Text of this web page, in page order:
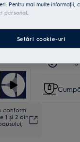
conform
1 și 2 din
Pentru mai multe informaţii,
personal.
Setări cookie-uri